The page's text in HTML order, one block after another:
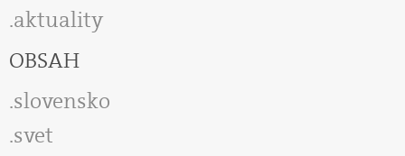
aktuality
OBSAH
slovensko
svet